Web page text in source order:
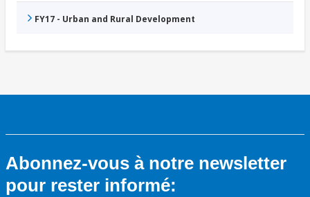
FY17 - Urban and Rural Development
Abonnez-vous à notre newsletter
pour rester informé: